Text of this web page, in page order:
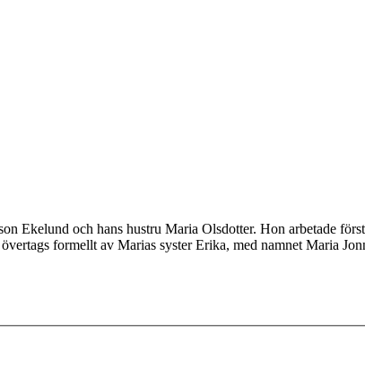
Ekelund och hans hustru Maria Olsdotter. Hon arbetade
formellt av Marias syster Erika, med namnet Maria